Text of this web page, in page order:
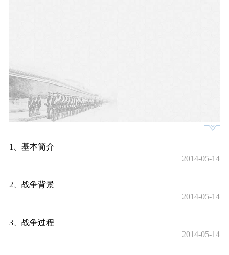
1、基本简介
2014-05-14
2、战争背景
2014-05-14
3、战争过程
2014-05-14